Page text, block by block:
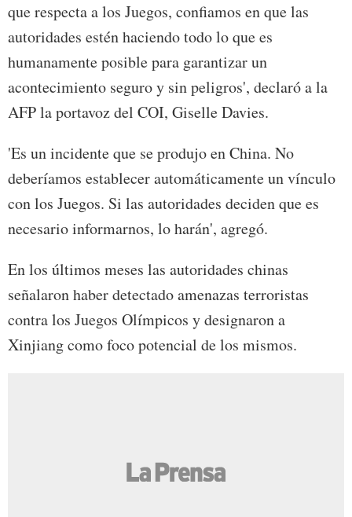
que respecta a los Juegos, confiamos en que las
autoridades estén haciendo todo lo que es
humanamente posible para garantizar un
acontecimiento seguro y sin peligros', declaró a la
AFP la portavoz del COI, Giselle Davies.
'Es un incidente que se produjo en China. No
deberíamos establecer automáticamente un vínculo
con los Juegos. Si las autoridades deciden que es
necesario informarnos, lo harán', agregó.
En los últimos meses las autoridades chinas
señalaron haber detectado amenazas terroristas
contra los Juegos Olímpicos y designaron a
Xinjiang como foco potencial de los mismos.